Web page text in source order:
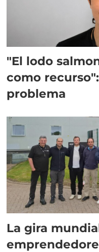
"El lodo
como
problema
La gira